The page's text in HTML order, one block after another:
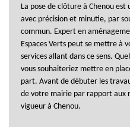
La pose de clôture à Chenou
avec précision et minutie, par
commun. Expert en
Espaces Verts peut se mettre à
services allant dans ce sens.
vous souhaiteriez mettre en
part. Avant de débuter les
de votre mairie par rapport aux
vigueur à Chenou.